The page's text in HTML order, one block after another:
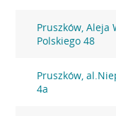
Pruszków, Aleja
Polskiego 48
Pruszków,
4a